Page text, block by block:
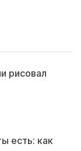
рисовал
есть: как